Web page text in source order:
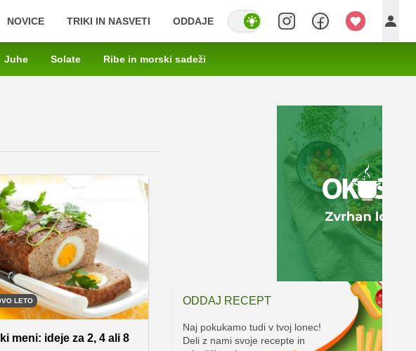
NOVICE TRIKI IN NASVETI ODDAJE
Juhe Solate Ribe in morski sadeži
LETO
meni: ideje za 2, 4 ali 8
ODDAJ RECEPT
Naj pokukamo tudi v tvoj lonec!
Deli z nami svoje recepte in